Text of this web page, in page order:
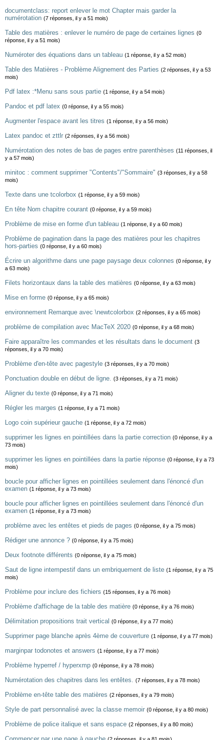
documentclass: report enlever le mot Chapter mais garder la
numérotation (7 réponses, il y a 51 mois)
Table des matières : enlever le numéro de page de certaines lignes (0
réponse, il y a 51 mois)
Numéroter des équations dans un tableau (1 réponse, il y a 52 mois)
Table des Matières - Problème Alignement des Parties (2 réponses, il y a 53
mois)
Pdf latex :*Menu sans sous partie (1 réponse, il y a 54 mois)
Pandoc et pdf latex (0 réponse, il y a 55 mois)
Augmenter l'espace avant les titres (1 réponse, il y a 56 mois)
Latex pandoc et zttlr (2 réponses, il y a 56 mois)
Numérotation des notes de bas de pages entre parenthèses (11 réponses, il
y a 57 mois)
minitoc : comment supprimer "Contents"/"Sommaire" (3 réponses, il y a 58
mois)
Texte dans une tcolorbox (1 réponse, il y a 59 mois)
En tête Nom chapitre courant (0 réponse, il y a 59 mois)
Problème de mise en forme d'un tableau (1 réponse, il y a 60 mois)
Problème de pagination dans la page des matières pour les chapitres
hors-parties (0 réponse, il y a 60 mois)
Écrire un algorithme dans une page paysage deux colonnes (0 réponse, il y
a 63 mois)
Filets horizontaux dans la table des matières (0 réponse, il y a 63 mois)
Mise en forme (0 réponse, il y a 65 mois)
environnement Remarque avec \newtcolorbox (2 réponses, il y a 65 mois)
problème de compilation avec MacTeX 2020 (0 réponse, il y a 68 mois)
Faire apparaître les commandes et les résultats dans le document (3
réponses, il y a 70 mois)
Problème d'en-tête avec pagestyle (3 réponses, il y a 70 mois)
Ponctuation double en début de ligne. (3 réponses, il y a 71 mois)
Aligner du texte (0 réponse, il y a 71 mois)
Régler les marges (1 réponse, il y a 71 mois)
Logo coin supérieur gauche (1 réponse, il y a 72 mois)
supprimer les lignes en pointillées dans la partie correction (0 réponse, il y a
73 mois)
supprimer les lignes en pointillées dans la partie réponse (0 réponse, il y a 73
mois)
boucle pour afficher lignes en pointillées seulement dans l'énoncé d'un
examen (1 réponse, il y a 73 mois)
boucle pour afficher lignes en pointillées seulement dans l'énoncé d'un
examen (1 réponse, il y a 73 mois)
problème avec les entêtes et pieds de pages (0 réponse, il y a 75 mois)
Rédiger une annonce ? (0 réponse, il y a 75 mois)
Deux footnote différents (0 réponse, il y a 75 mois)
Saut de ligne intempestif dans un embriquement de liste (1 réponse, il y a 75
mois)
Problème pour inclure des fichiers (15 réponses, il y a 76 mois)
Problème d'affichage de la table des matière (0 réponse, il y a 76 mois)
Délimitation propositions trait vertical (0 réponse, il y a 77 mois)
Supprimer page blanche après 4ème de couverture (1 réponse, il y a 77 mois)
marginpar todonotes et answers (1 réponse, il y a 77 mois)
Problème hyperref / hyperxmp (0 réponse, il y a 78 mois)
Numérotation des chapitres dans les entêtes. (7 réponses, il y a 78 mois)
Problème en-tête table des matières (2 réponses, il y a 79 mois)
Style de part personnalisé avec la classe memoir (0 réponse, il y a 80 mois)
Problème de police italique et sans espace (2 réponses, il y a 80 mois)